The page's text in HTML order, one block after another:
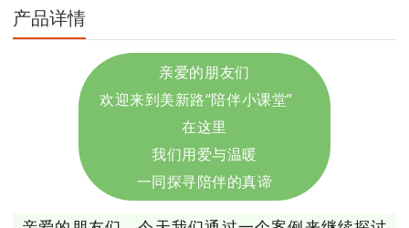
产品详情
亲爱的朋友们
欢迎来到美新路“陪伴小课堂”
在这里
我们用爱与温暖
一同探寻陪伴的真谛